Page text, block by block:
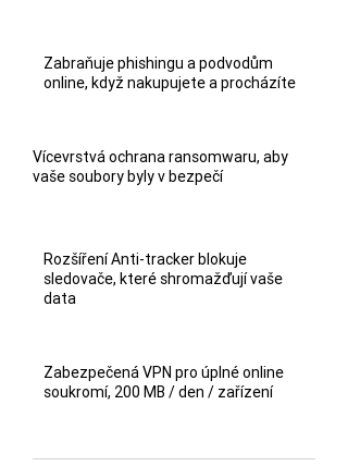
Zabraňuje phishingu a podvodům
online, když nakupujete a procházíte
Vícevrstvá ochrana ransomwaru, aby
vaše soubory byly v bezpečí
Rozšíření Anti-tracker blokuje
sledovače, které shromažďují vaše
data
Zabezpečená VPN pro úplné online
soukromí, 200 MB / den / zařízení